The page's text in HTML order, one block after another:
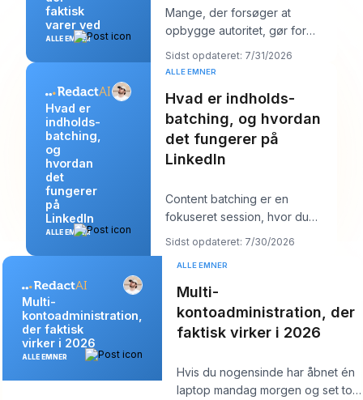
faktisk
varer ved
ALLE EMNER
Mange, der forsøger at
opbygge autoritet, gør for
meget af det forkerte. De
poster mere, jagter stør
Sidst opdateret: 7/31/2026
Hvad er
indholds-
batching,
og
hvordan
det
fungerer
på
LinkedIn
ALLE EMNER
ALLE EMNER
Hvad er indholds-
batching, og hvordan
det fungerer på
LinkedIn
Content batching er en
fokuseret session, hvor du
laver flere LinkedIn-opslag på
én gang og derefter
Sidst opdateret: 7/30/2026
Multi-
kontoadministration,
der faktisk
virker i 2026
ALLE EMNER
ALLE EMNER
Multi-
kontoadministration, der
faktisk virker i 2026
Hvis du nogensinde har åbnet én
laptop mandag morgen og set tolv